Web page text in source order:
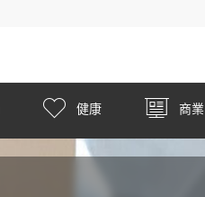
健康 商業